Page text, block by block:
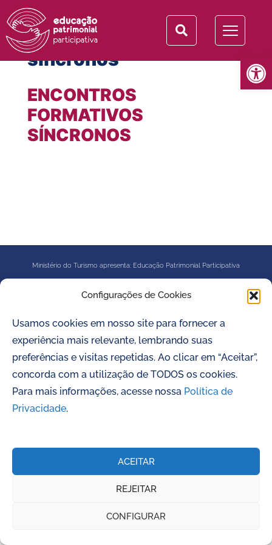
Abrir
Configurações de Cookies
Usamos cookies em nosso site para fornecer a
experiência mais relevante, lembrando suas
preferências e visitas repetidas. Ao clicar em “Aceitar”,
concorda com a utilização de TODOS os cookies.
Para mais informações, acesse nossa Política de
Privacidade.
ACEITAR
REJEITAR
CONFIGURAR
Tag:encontros
sincronos
ENCONTROS
FORMATIVOS
SÍNCRONOS
Ministério do Turismo apresenta: Educação Patrimonial Participativa